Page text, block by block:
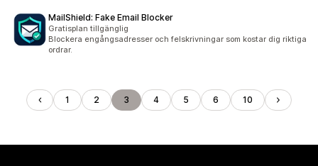
MailShield: Fake Email Blocker
Gratisplan tillgänglig
Blockera engångsadresser och felskrivningar som kostar dig riktiga
ordrar.
1 2 3 4 5 6 10